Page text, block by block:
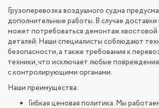
Грузоперевозка воздушного судна
дополнительные работы. В случае
может потребоваться демонтаж хвостовой
деталей. Наши специалисты соблюдают
безопасности, а также требования к
техники, что исключает любые
с контролирующими органами.
Наши преимущества:
Гибкая ценовая политика. Мы